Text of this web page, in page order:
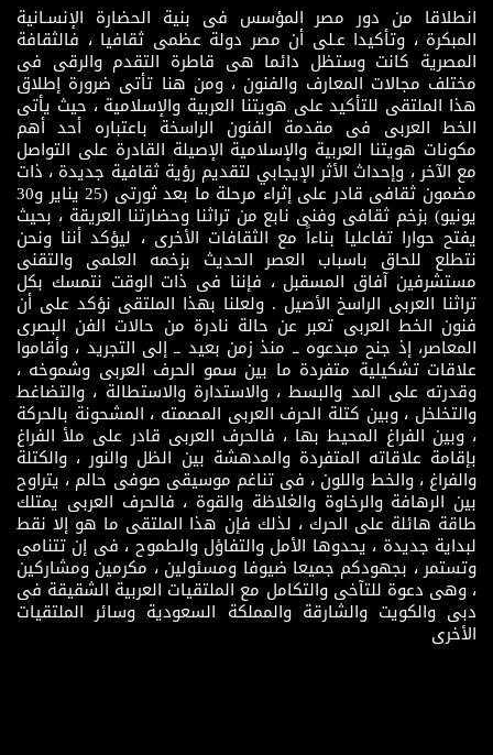
انطلاقا من دور مصر المؤسس فى بنية الحضارة الإنسـانية
المبكرة ، وتأكيدا عـلى أن مصر دولة عظمى ثقافيا ، فالثقافة
المصرية كانت وستظل دائما هى قاطرة التقدم والرقى فى
مختلف مجالات المعارف والفنون ، ومن هنا تأتى ضرورة إطلاق
هذا الملتقى للتأكيد على هويتنا العربية والإسلامية ، حيث يأتى
الخط العربى فى مقدمة الفنون الراسخة باعتباره أحد أهم
مكونات هويتنا العربية والإسلامية الإصيلة القادرة على التواصل
مع الآخر ، وإحداث الأثر الإيجابي لتقديم رؤية ثقافية جديدة ، ذات
مضمون ثقافى قادر على إثراء مرحلة ما بعد ثورتى (25 يناير و30
يونيو) بزخم ثقافى وفنى نابع من تراثنا وحضارتنا العريقة ، بحيث
يفتح حوارا تفاعليا بناءاً مع الثقافات الأخرى ، ليؤكد أننا ونحن
نتطلع للحاق باسباب العصر الحديث بزخمه العلمى والتقنى
مستشرفين آفاق المسقبل ، فإننا فى ذات الوقت نتمسك بكل
تراثنا العربى الراسخ الأصيل . ولعلنا بهذا الملتقى نؤكد على أن
فنون الخط العربى تعبر عن حالة نادرة من حالات الفن البصرى
المعاصر، إذ جنح مبدعوه ــ منذ زمن بعيد ــ إلى التجريد ، وأقاموا
علاقات تشكيلية متفردة ما بين سمو الحرف العربى وشموخه ،
وقدرته على المد والبسط ، والاستدارة والاستطالة ، والتضاغط
والتخلخل ، وبين كتلة الحرف العربى المصمته ، المشحونة بالحركة
، وبين الفراغ المحيط بها ، فالحرف العربى قادر على ملأ الفراغ
بإقامة علاقاته المتفردة والمدهشة بين الظل والنور ، والكتلة
والفراغ ، والخط واللون ، فى تناغم موسيقى صوفى حالم ، يتراوح
بين الرهافة والرخاوة والغلاظة والقوة ، فالحرف العربى يمتلك
طاقة هائلة على الحرك ، لذلك فإن هذا الملتقى ما هو إلا نقط
لبداية جديدة ، يحدوها الأمل والتفاؤل والطموح ، فى إن تتنامى
وتستمر ، بجهودكم جميعا ضيوفا ومسئولين ، مكرمين ومشاركين
، وهى دعوة للتآخى والتكامل مع الملتقيات العربية الشقيقة فى
دبى والكويت والشارقة والمملكة السعودية وسائر الملتقيات
الأخرى